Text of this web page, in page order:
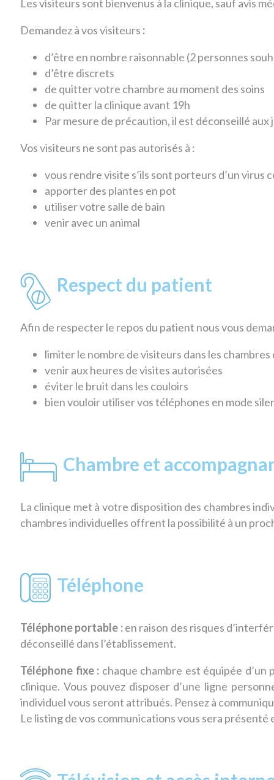
Les visiteurs sont bienvenus à la clinique, sauf avis
Demandez à vos visiteurs :
d’être en nombre raisonnable (2 personnes
d’être discrets
de quitter votre chambre au moment des soins
de quitter la clinique avant 19h
Par mesure de précaution, il est déconseillé
Vos visiteurs ne sont pas autorisés à :
vous rendre visite s’ils sont porteurs d’un
apporter des plantes en pot
utiliser votre salle de bain
venir avec un animal
Respect du patient
Afin de respecter le repos du patient nous vous
limiter le nombre de visiteurs dans les chambres
venir aux heures de visites autorisées
éviter le bruit dans les couloirs
bien vouloir utiliser vos téléphones en mode
Chambre et
La clinique met à votre disposition des chambres
chambres individuelles offrent la possibilité à un
Téléphone
Téléphone portable :en raison des risques
déconseillé dans l’établissement.
Téléphone fixe : chaque chambre est équipée
clinique. Vous pouvez disposer d’une ligne
individuel vous seront attribués. Pensez à
Le listing de vos communications vous sera